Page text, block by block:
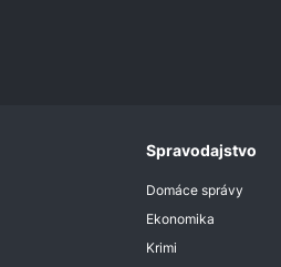
Spravodajstvo
Domáce správy
Ekonomika
Krimi